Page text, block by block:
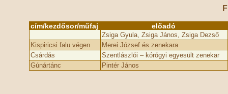
cím/kezdősor/műfaj előadó
Zsiga Gyula, Zsiga János, Zsiga Dezső
Kispiricsi falu végen
Merei József és zenekara
Csárdás
Szentlászlói – kórógyi egyesült zenekar
Gúnártánc
Pintér János